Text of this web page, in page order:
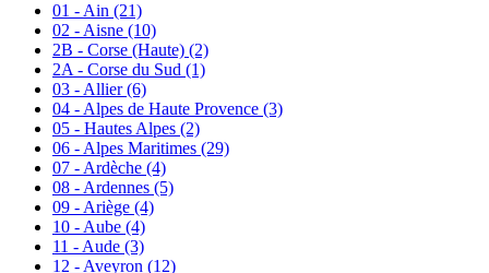
01 - Ain (21)
02 - Aisne (10)
2B - Corse (Haute) (2)
2A - Corse du Sud (1)
03 - Allier(6)
04 - Alpes de Haute Provence (3)
05 - Hautes Alpes (2)
06 - Alpes Maritimes (29)
07 - Ardèche (4)
08 - Ardennes (5)
09 - Ariège (4)
10 - Aube (4)
11 - Aude (3)
12 - Aveyron (12)